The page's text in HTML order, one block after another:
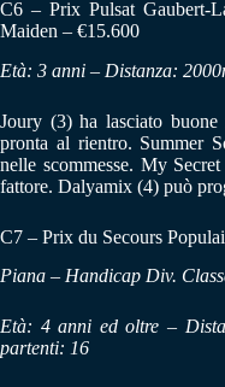
C6 – Prix Pulsat Gaubert-
Maiden – €15.600
Età: 3 anni – Distanza:
Joury (3) ha lasciato
pronta al rientro. Summer
nelle scommesse. My
fattore. Dalyamix (4) può
C7 – Prix du Secours
Piana – Handicap Div.
Età: 4 anni ed oltre –
partenti: 16